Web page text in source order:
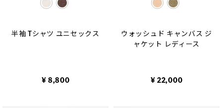
selected
半袖 Tシャツ ユニセックス
¥ 8,800
selected
ウォッシュド キャンバス ジ
ャケット レディース
¥ 22,000